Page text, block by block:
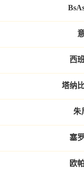
西
塔纳
朱
塞
欧